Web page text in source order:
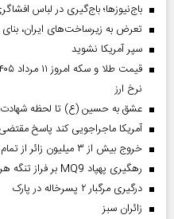
باج‌نیوزها؛ باج‌گیری در لباس
تعرض به زیرساخت‌های ایران، بنای
سپر آمریکا نشوید
نرخ ارز
عشق به حسین (ع) تا لحظه شهادت
آمریکا ماجراجویی کند پاسخ
خروج بیش از ۳ میلیون زائر از تمام مرز‌های کشور
رهگیری پهپاد MQ9 بر فراز تنگه هرمز
درگیری مرگبار ۲ پسرخاله در پارک
‌زائران سبز